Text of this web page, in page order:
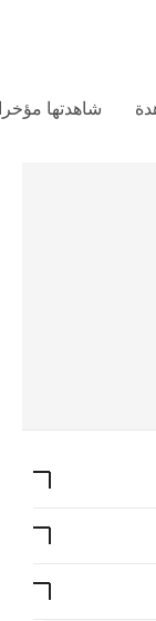
شاهدتها مؤخرا